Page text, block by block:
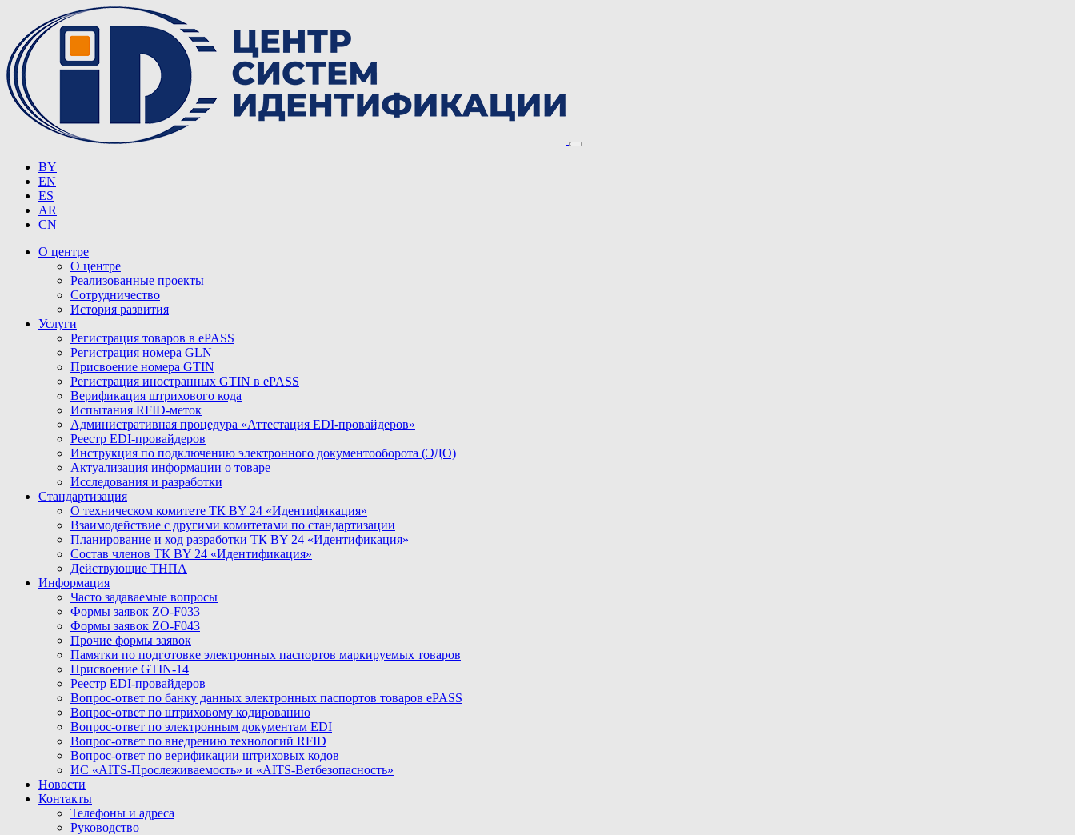
BY
EN
ES
AR
CN
О центре
О центре
Реализованные проекты
Сотрудничество
История развития
Услуги
Регистрация товаров в ePASS
Регистрация номера GLN
Присвоение номера GTIN
Регистрация иностранных GTIN в ePASS
Верификация штрихового кода
Испытания RFID-меток
Административная процедура «Аттестация EDI-провайдеров»
Реестр EDI-провайдеров
Инструкция по подключению электронного документооборота (ЭДО)
Актуализация информации о товаре
Исследования и разработки
Стандартизация
О техническом комитете ТК BY 24 «Идентификация»
Взаимодействие с другими комитетами по стандартизации
Планирование и ход разработки ТК BY 24 «Идентификация»
Состав членов ТК BY 24 «Идентификация»
Действующие ТНПА
Информация
Часто задаваемые вопросы
Формы заявок ZO-F033
Формы заявок ZO-F043
Прочие формы заявок
Памятки по подготовке электронных паспортов маркируемых товаров
Присвоение GTIN-14
Реестр EDI-провайдеров
Вопрос-ответ по банку данных электронных паспортов товаров ePASS
Вопрос-ответ по штриховому кодированию
Вопрос-ответ по электронным документам EDI
Вопрос-ответ по внедрению технологий RFID
Вопрос-ответ по верификации штриховых кодов
ИС «AITS-Прослеживаемость» и «AITS-Ветбезопасность»
Новости
Контакты
Телефоны и адреса
Руководство